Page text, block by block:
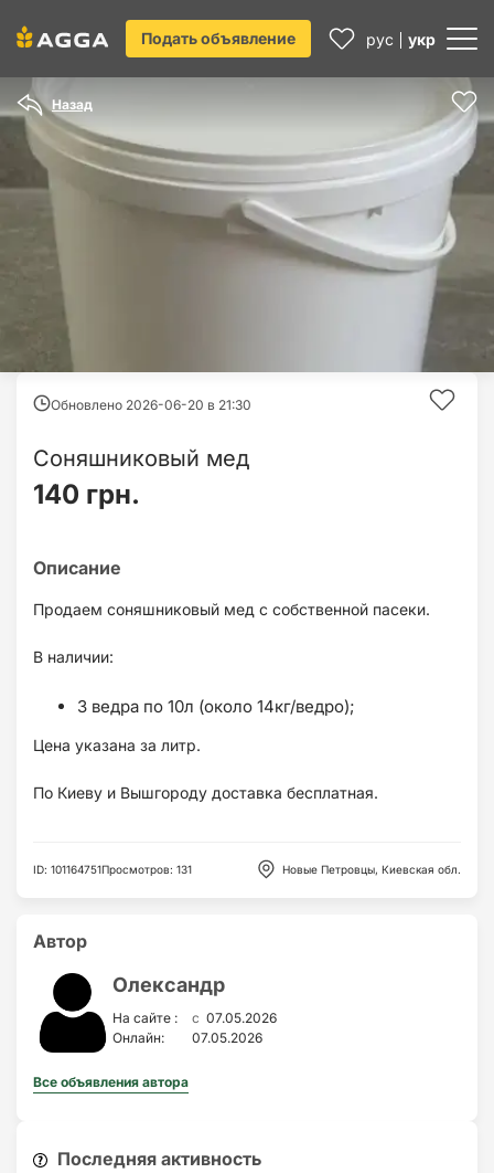
Подать объявление рус укр
Назад
Обновлено 2026-06-20 в 21:30
Соняшниковый мед
140 грн.
Продаем соняшниковый мед с собственной пасеки.
В наличии:
3 ведра по 10л (около 14кг/ведро);
Цена указана за литр.
По Киеву и Вышгороду доставка бесплатная.
ID: 101164751Просмотров: 131 Новые Петровцы, Киевская обл.
Автор
Олександр
На сайте : c 07.05.2026
Онлайн:
07.05.2026
Все объявления автора
Последняя активность